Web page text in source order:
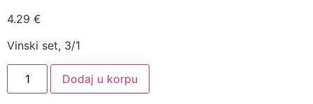
4.29 €
Vinski set, 3/1
Dodaj u korpu